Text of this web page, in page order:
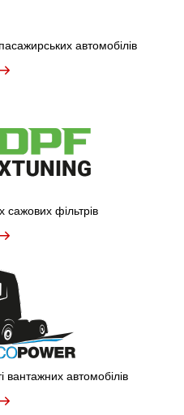
автомобілів
сажових фільтрів
вантажних автомобілів